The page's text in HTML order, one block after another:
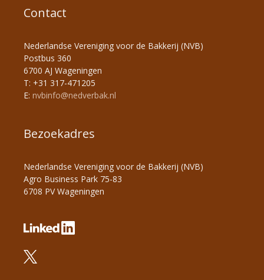
Contact
Nederlandse Vereniging voor de Bakkerij (NVB)
Postbus 360
6700 AJ Wageningen
T: +31 317-471205
E: nvbinfo@nedverbak.nl
Bezoekadres
Nederlandse Vereniging voor de Bakkerij (NVB)
Agro Business Park 75-83
6708 PV Wageningen